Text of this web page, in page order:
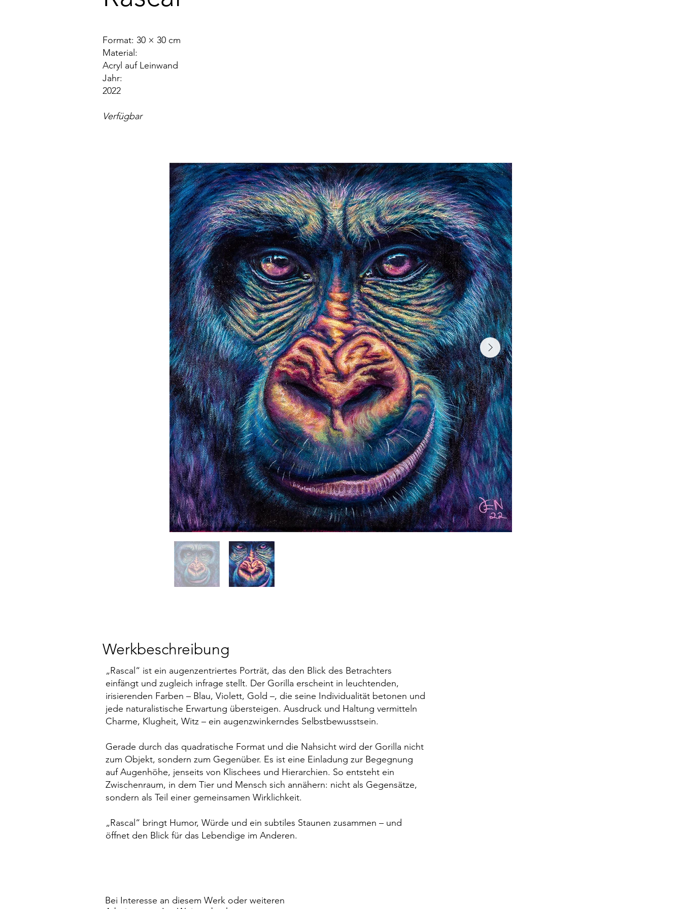
Format: 30 × 30 cm
Material:
Acryl auf Leinwand
Jahr:
2022
Verfügbar
Werkbeschreibung
„Rascal“ ist ein augenzentriertes Porträt, das den Blick des Betrachters
einfängt und zugleich infrage stellt. Der Gorilla erscheint in leuchtenden,
irisierenden Farben – Blau, Violett, Gold –, die seine Individualität betonen und
jede naturalistische Erwartung übersteigen. Ausdruck und Haltung vermitteln
Charme, Klugheit, Witz – ein augenzwinkerndes Selbstbewusstsein.
Gerade durch das quadratische Format und die Nahsicht wird der Gorilla nicht
zum Objekt, sondern zum Gegenüber. Es ist eine Einladung zur Begegnung
auf Augenhöhe, jenseits von Klischees und Hierarchien. So entsteht ein
Zwischenraum, in dem Tier und Mensch sich annähern: nicht als Gegensätze,
sondern als Teil einer gemeinsamen Wirklichkeit.
„Rascal“ bringt Humor, Würde und ein subtiles Staunen zusammen – und
öffnet den Blick für das Lebendige im Anderen.
Bei Interesse an diesem Werk oder weiteren